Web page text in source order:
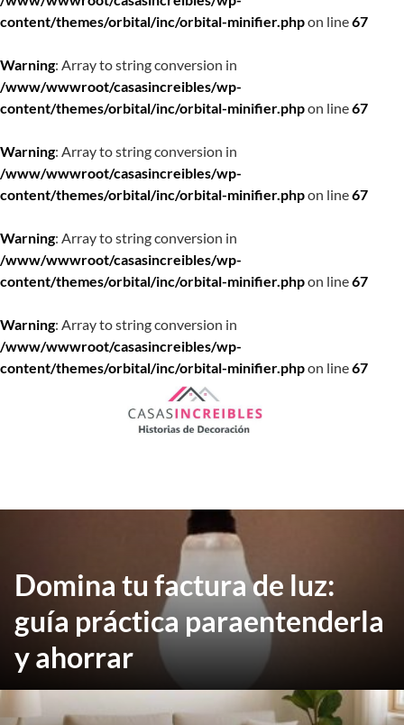
content/themes/orbital/inc/orbital-minifier.phpon line67
Warning: Array to string conversion in
/www/wwwroot/casasincreibles/wp-
content/themes/orbital/inc/orbital-minifier.phpon line67
Warning: Array to string conversion in
/www/wwwroot/casasincreibles/wp-
content/themes/orbital/inc/orbital-minifier.phpon line67
Warning: Array to string conversion in
/www/wwwroot/casasincreibles/wp-
content/themes/orbital/inc/orbital-minifier.phpon line67
Warning: Array to string conversion in
/www/wwwroot/casasincreibles/wp-
content/themes/orbital/inc/orbital-minifier.phpon line67
Domina tu factura de luz:
guía práctica paraentenderla
y ahorrar